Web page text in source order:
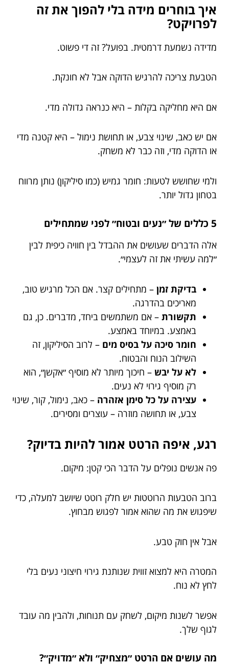
איך בוחרים מידה בלי להפוך את זה
לפרויקט?
מדידה נשמעת דרמטית. בפועל? זה די פשוט.
הטבעת צריכה להרגיש הדוקה אבל לא חונקת.
אם היא מחליקה בקלות – היא כנראה גדולה מדי.
אם יש כאב, שינוי צבע, או תחושת נימול – היא קטנה מדי
או הדוקה מדי, וזה כבר לא משחק.
ולמי שחושש לטעות: חומר גמיש (כמו סיליקון) נותן מרווח
בטחון גדול יותר.
5 כללים של ״נעים ובטוח״ לפני שמתחילים
אלה הדברים שעושים את ההבדל בין חוויה כיפית לבין
״למה עשיתי את זה לעצמי״.
בדיקת זמן – מתחילים קצר. אם הכל מרגיש טוב,
מאריכים בהדרגה.
תקשורת – אם משתמשים ביחד, מדברים. כן, גם
באמצע. במיוחד באמצע.
חומר סיכה על בסיס מים – לרוב הסיליקון, זה
השילוב הנוח והבטוח.
לא על יבש – חיכוך מיותר לא מוסיף ״אקשן״, הוא
רק מוסיף גירוי לא נעים.
עצירה על כל סימן אזהרה – כאב, נימול, קור, שינוי
צבע, או תחושה מוזרה – עוצרים ומסירים.
רגע, איפה הרטט אמור להיות בדיוק?
פה אנשים נופלים על הדבר הכי קטן: מיקום.
ברוב הטבעות הרוטטות יש חלק רוטט שיושב למעלה, כדי
שיפגוש את מה שהוא אמור לפגוש מבחוץ.
אבל אין חוק טבע.
המטרה היא למצוא זווית שנותנת גירוי חיצוני נעים בלי
לחץ לא נוח.
אפשר לשנות מיקום, לשחק עם תנוחות, ולהבין מה עובד
לגוף שלך.
מה עושים אם הרטט ״מצחיק״ ולא ״מדויק״?